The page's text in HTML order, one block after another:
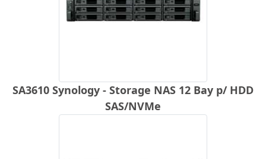
SA3610 Synology - Storage NAS 12 Bay p/ HDD
SAS/NVMe